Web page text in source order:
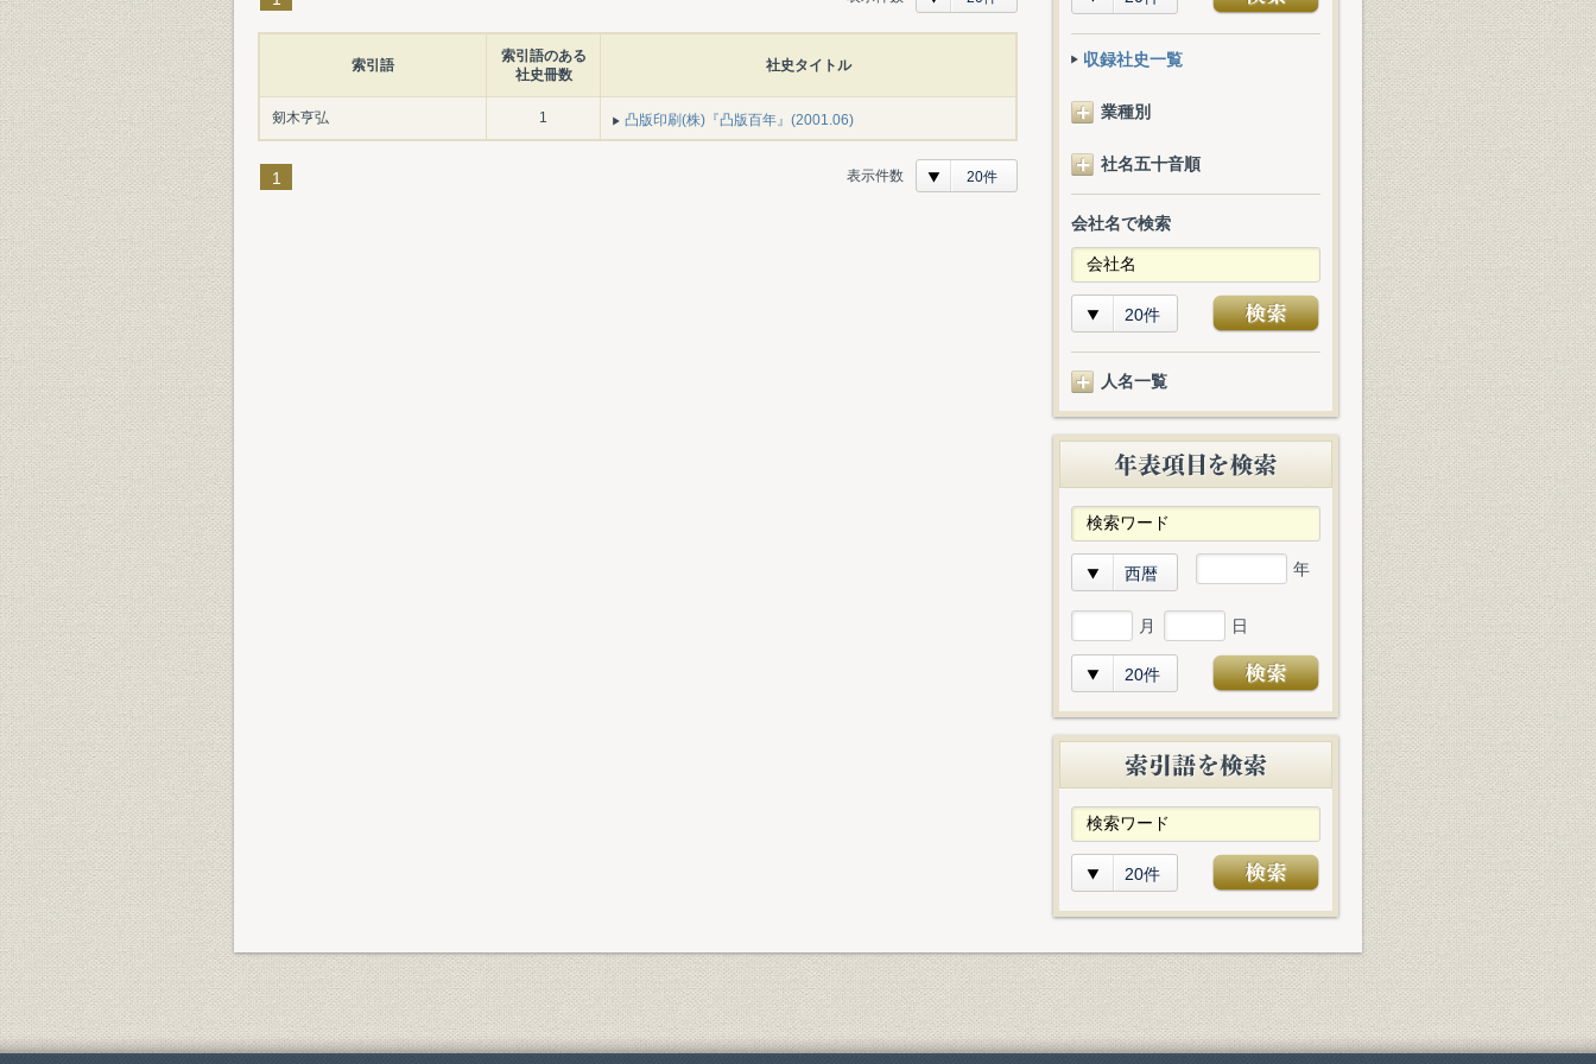
索引語
索引語のある
社史冊数
社史タイトル
剱木亨弘 1 凸版印刷(株)『凸版百年』(2001.06)
1 表示件数 20件
収録社史一覧
業種別
社名五十音順
会社名で検索
20件
人名一覧
西暦 年
月 日
20件
20件